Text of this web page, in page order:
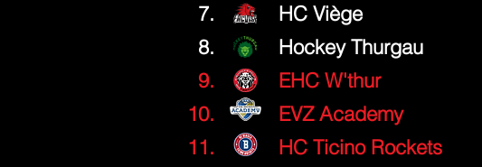
7.
8.
9.
10.
11.
HC Viège
Hockey Thurgau
EHC W'thur
EVZ Academy
HC Ticino Rockets